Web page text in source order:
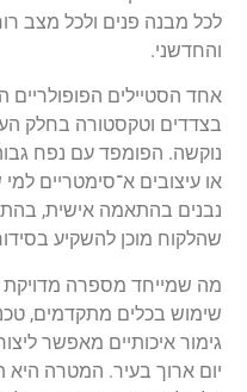
לכל מבנה פנים ולכל מצב
והחדשני.
אחד הסטיילים
בצדדים וטקסטורה בחלק
נוקשה. הפומפד עם נפח
או עיצובים א־סימטריים
נבנים בהתאמה אישית,
שהלקוח מוכן להשקיע
מה שמייחד מספרה מדויקת
שימוש בכלים מתקדמים,
גימור איכותיים מאפשר
יום ארוך בעיר. המטרה